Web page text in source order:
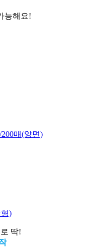
능해요!
매(양면)
)
딱!